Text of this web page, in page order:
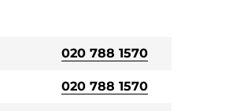
020 788 1570
020 788 1570